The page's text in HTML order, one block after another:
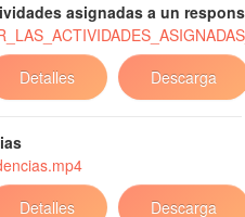
asignadas a un
Descarga
Detalles
Descarga
Detalles